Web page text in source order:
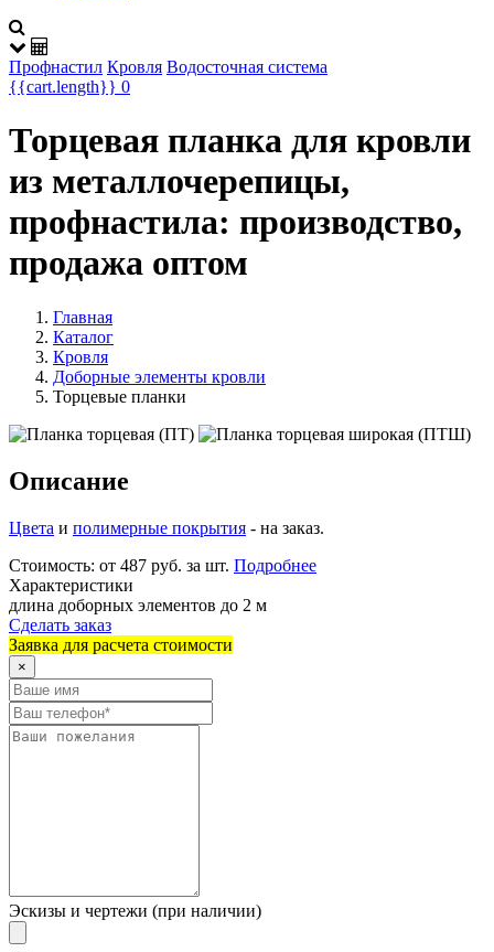
Профнастил Кровля Водосточная система
{{cart.length}} 0
Торцевая планка для кровли
из металлочерепицы,
профнастила: производство,
продажа оптом
Главная
Каталог
Кровля
Доборные элементы кровли
Торцевые планки
Описание
Цвета и полимерные покрытия - на заказ.
Стоимость: от 487 руб. за шт. Подробнее
Характеристики
длина доборных элементов до 2 м
Сделать заказ
Заявка для расчета стоимости
×
Эскизы и чертежи (при наличии)